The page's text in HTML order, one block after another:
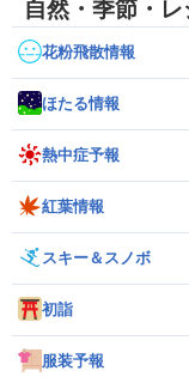
自然・季節・
花粉飛散情報
ほたる情報
熱中症予報
紅葉情報
スキー＆スノボ
初詣
服装予報